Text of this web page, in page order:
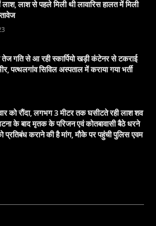
लाश, लाश से पहले मिली थी लावारिस हालत में मिली
तेज गति से आ रही स्कार्पियो खड़ी कंटेनर से टकराई
पत्थलगांव सिविल अस्पताल में कराया गया भर्ती
को रौंदा, लगभग 3 मीटर तक घसीटते रही लाश शव
के बाद मृतक के परिजन एवं कोतबावासी बैठे धरने
प्रतिबंध कराने की है मांग, मौके पर पहुंची पुलिस एवम